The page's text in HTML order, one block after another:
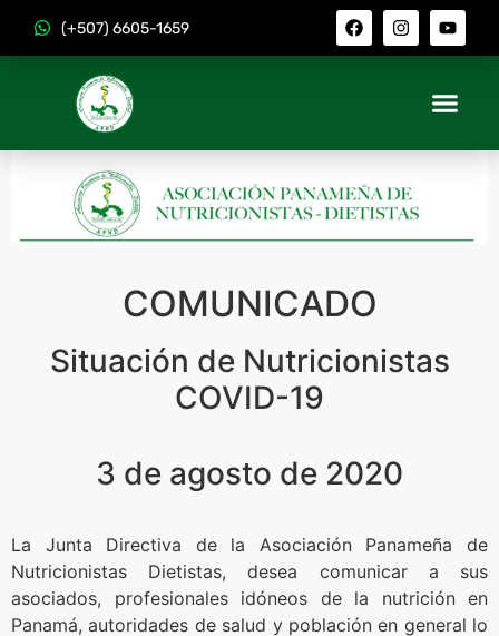
(+507) 6605-1659
COMUNICADO
Situación de Nutricionistas
COVID-19
3 de agosto de 2020
La Junta Directiva de la Asociación Panameña de
Nutricionistas Dietistas, desea comunicar a sus
asociados, profesionales idóneos de la nutrición en
Panamá, autoridades de salud y población en general lo